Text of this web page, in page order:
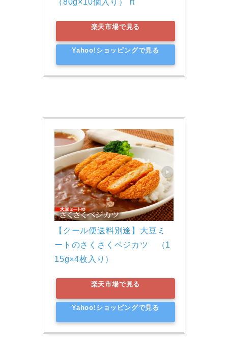
（80g×10個入り） rt
楽天市場で見る
Yahoo!ショッピングで見る
【クール便送料別途】大豆ミ
ートのさくさくベジカツ　（1
15g×4枚入り）
楽天市場で見る
Yahoo!ショッピングで見る